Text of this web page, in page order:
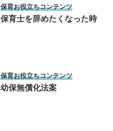
保育お役立ちコンテンツ
保育士を辞めたくなった時
保育お役立ちコンテンツ
幼保無償化法案